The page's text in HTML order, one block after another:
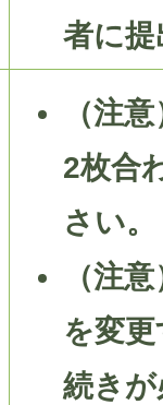
者に
（注
2枚合
さい。
（注
を変
続き